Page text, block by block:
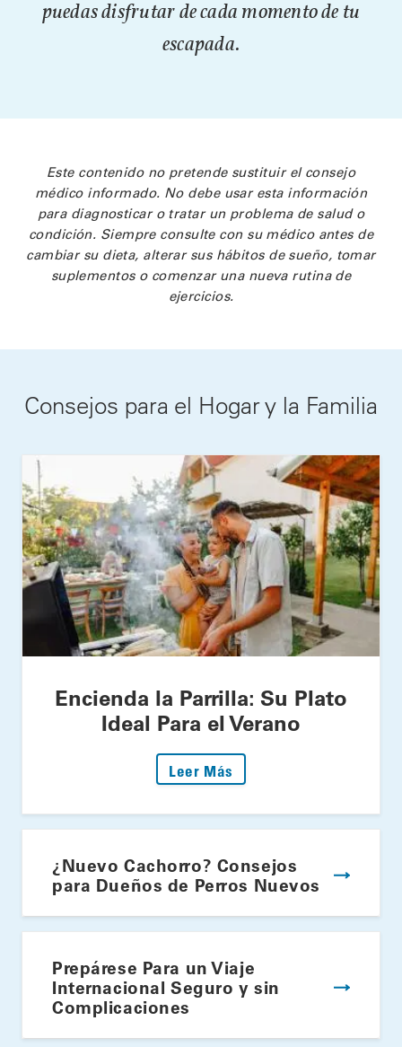
puedas disfrutar de cada momento de tu
escapada.
Este contenido no pretende sustituir el consejo
médico informado. No debe usar esta información
para diagnosticar o tratar un problema de salud o
condición. Siempre consulte con su médico antes de
cambiar su dieta, alterar sus hábitos de sueño, tomar
suplementos o comenzar una nueva rutina de
ejercicios.
Consejos para el Hogar y la Familia
Encienda la Parrilla: Su Plato
Ideal Para el Verano
Leer Más
¿Nuevo Cachorro? Consejos
para Dueños de Perros Nuevos
Prepárese Para un Viaje
Internacional Seguro y sin
Complicaciones